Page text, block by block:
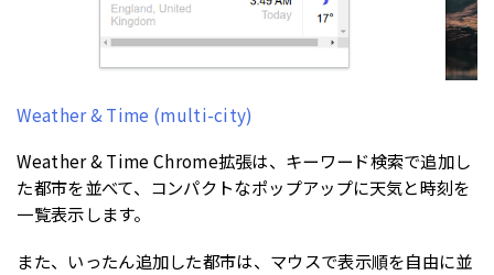
Weather & Time (multi-city)
Weather & Time Chrome拡張は、キーワード検索で追加し
た都市を並べて、コンパクトなポップアップに天気と時刻を
一覧表示します。
また、いったん追加した都市は、マウスで表示順を自由に並